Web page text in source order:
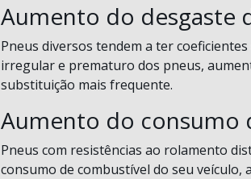
Aumento do desgaste
Pneus diversos tendem a ter
irregular e prematuro dos pneus,
substituição mais frequente.
Aumento do consumo
Pneus com resistências ao rolamento
consumo de combustível do seu veículo,